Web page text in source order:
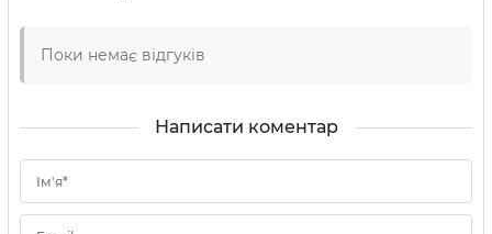
Поки немає відгуків
Написати коментар
Ім'я*